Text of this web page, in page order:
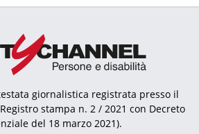
giornalistica registrata presso il
stampa n. 2 / 2021 con Decreto
del 18 marzo 2021).